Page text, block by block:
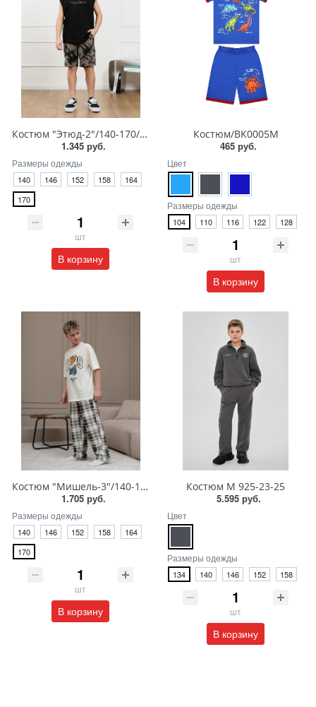
Костюм "Этюд-2"/140-170/КМ-214
1.345 руб.
Размеры одежды
140 146 152 158
164
170
шт
В корзину
Костюм/BK0005M
465 руб.
Цвет
Размеры одежды
104 110 116 122 128
шт
В корзину
Костюм "Мишель-3"/140-170/КМ-217
1.705 руб.
Размеры одежды
140 146 152 158
164
170
шт
В корзину
Костюм М 925-23-25
5.595 руб.
Цвет
Размеры одежды
134 140 146 152 158
шт
В корзину